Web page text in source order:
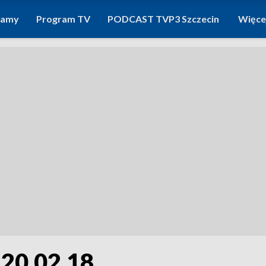
Program TV PODCAST TVP3 Szczecin